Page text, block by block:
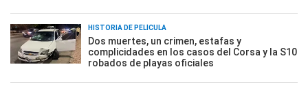
HISTORIA DE PELÍCULA
Dos muertes, un crimen, estafas y
complicidades en los casos del Corsa y la S10
robados de playas oficiales